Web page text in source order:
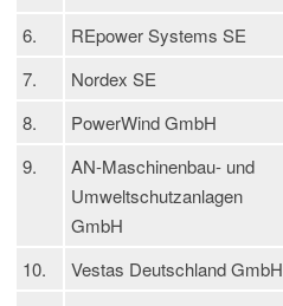
6. REpower Systems SE
7.
Nordex SE
8.
PowerWind GmbH
9.
AN-Maschinenbau- und
Umweltschutzanlagen
GmbH
10. Vestas Deutschland GmbH